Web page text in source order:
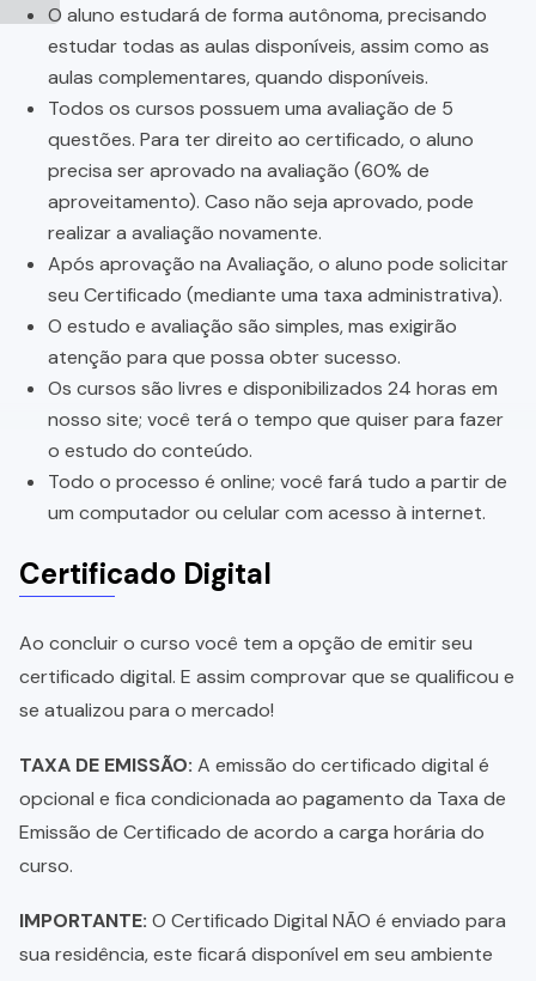
O aluno estudará de forma autônoma, precisando
estudar todas as aulas disponíveis, assim como as
aulas complementares, quando disponíveis.
Todos os cursos possuem uma avaliação de 5
questões. Para ter direito ao certificado, o aluno
precisa ser aprovado na avaliação (60% de
aproveitamento). Caso não seja aprovado, pode
realizar a avaliação novamente.
Após aprovação na Avaliação, o aluno pode solicitar
seu Certificado (mediante uma taxa administrativa).
O estudo e avaliação são simples, mas exigirão
atenção para que possa obter sucesso.
Os cursos são livres e disponibilizados 24 horas em
nosso site; você terá o tempo que quiser para fazer
o estudo do conteúdo.
Todo o processo é online; você fará tudo a partir de
um computador ou celular com acesso à internet.
Certificado Digital
Ao concluir o curso você tem a opção de emitir seu
certificado digital. E assim comprovar que se qualificou e
se atualizou para o mercado!
TAXA DE EMISSÃO: A emissão do certificado digital é
opcional e fica condicionada ao pagamento da Taxa de
Emissão de Certificado de acordo a carga horária do
curso.
IMPORTANTE: O Certificado Digital NÃO é enviado para
sua residência, este ficará disponível em seu ambiente